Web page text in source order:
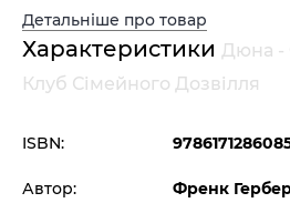
Детальніше про товар
Характеристики Дюна -
Клуб Сімейного Дозвілля
ISBN:
Автор: Френк